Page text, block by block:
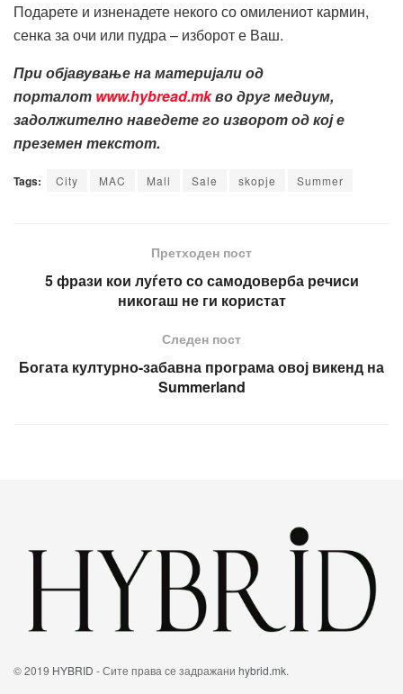
Подарете и изненадете некого со омилениот кармин,
сенка за очи или пудра – изборот е Ваш.
При објавување на материјали од
порталот www.hybread.mkво друг медиум,
задолжително наведете го изворот од кој е
преземен текстот.
Tags: City MAC Mall Sale skopje Summer
Претходен пост
5 фрази кои луѓето со самодоверба речиси
никогаш не ги користат
Следен пост
Богата културно-забавна програма овој викенд на
Summerland
© 2019 HYBRID - Сите права се задражани hybrid.mk.